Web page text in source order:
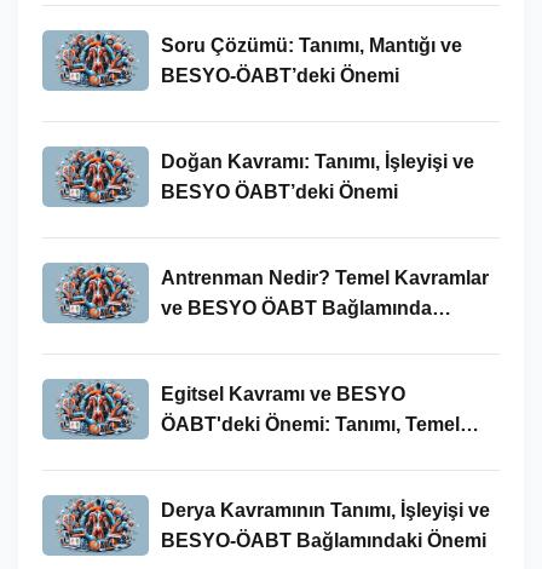
Soru Çözümü: Tanımı, Mantığı ve
BESYO-ÖABT’deki Önemi
Doğan Kavramı: Tanımı, İşleyişi ve
BESYO ÖABT’deki Önemi
Antrenman Nedir? Temel Kavramlar
ve BESYO ÖABT Bağlamında
Egitsel Kavramı ve BESYO
ÖABT'deki Önemi: Tanımı, Temel
Derya Kavramının Tanımı, İşleyişi ve
BESYO-ÖABT Bağlamındaki Önemi